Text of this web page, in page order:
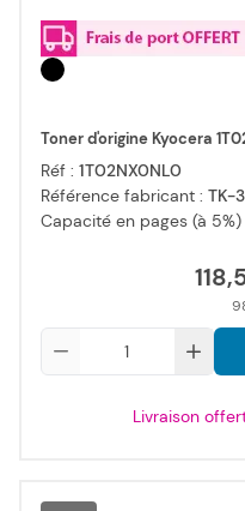
Toner d'origine Kyocera
Réf : 1T02NX0NL0
Référence fabricant : TK-
Capacité en pages (à 5%)
Livraison